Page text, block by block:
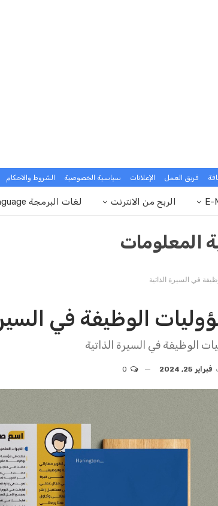
فريق العمل الإعلانات سياسية الخصوصية الشروط والاحكام
الربح من الانترنت لغات البرمجة Programming Language
المعلومات
في السيرة الذاتية
الوظيفة في
الوظيفة في السيرة الذاتية
فبراير 25, 2024